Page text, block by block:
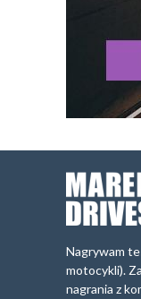
Nagrywam
motocykli).
nagrania z